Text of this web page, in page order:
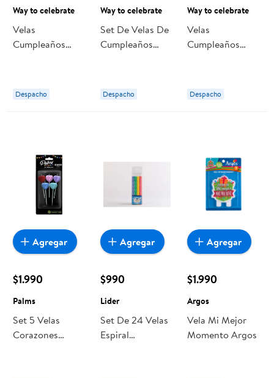
Way to celebrate
Velas
Cumpleaños
Despacho
Way to celebrate
Set De Velas De
Cumpleaños
Despacho
Way to celebrate
Velas
Cumpleaños
Despacho
$1.990
Palms
Set 5 Velas
Corazones
Agregar
$990
Lider
Set De 24 Velas
Espiral
Agregar
$1.990
Argos
Vela Mi Mejor
Momento Argos
Agregar